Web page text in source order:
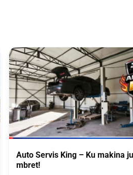
Auto Servis King – Ku makina
mbret!